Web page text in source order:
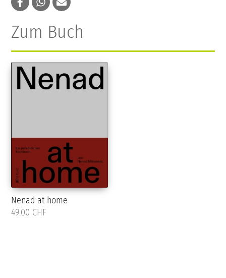
Zum Buch
Nenad at home
49.00 CHF